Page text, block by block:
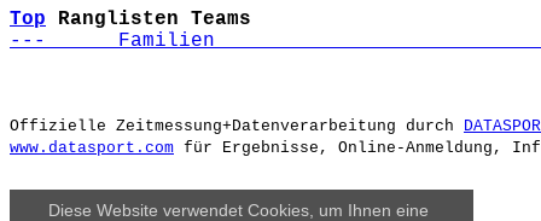
Diese Website verwendet Cookies, um Ihnen eine
Top
Ranglisten Teams
---      Familien
Offizielle Zeitmessung+Datenverarbeitung durch
www.datasport.com